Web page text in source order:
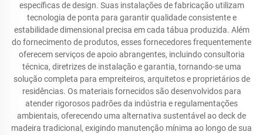
específicas de design. Suas instalações de fabricação utilizam
tecnologia de ponta para garantir qualidade consistente e
estabilidade dimensional precisa em cada tábua produzida. Além
do fornecimento de produtos, esses fornecedores frequentemente
oferecem serviços de apoio abrangentes, incluindo consultoria
técnica, diretrizes de instalação e garantia, tornando-se uma
solução completa para empreiteiros, arquitetos e proprietários de
residências. Os materiais fornecidos são desenvolvidos para
atender rigorosos padrões da indústria e regulamentações
ambientais, oferecendo uma alternativa sustentável ao deck de
madeira tradicional, exigindo manutenção mínima ao longo de sua